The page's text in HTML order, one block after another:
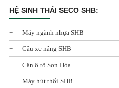
HỆ SINH THÁI SECO SHB:
Máy ngành nhựa SHB
Cầu xe nâng SHB
Cân ô tô Sơn Hòa
Máy hút thổi SHB